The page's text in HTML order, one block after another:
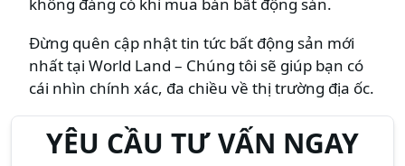
Đừng quên cập nhật tin tức bất động sản mới
nhất tại World Land – Chúng tôi sẽ giúp bạn có
cái nhìn chính xác, đa chiều về thị trường địa ốc.
YÊU CẦU TƯ VẤN NGAY